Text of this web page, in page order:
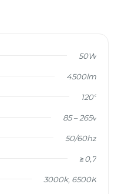
50W
4500lm
120º
85 – 265v
50/60hz
≥0,7
3000k, 6500K